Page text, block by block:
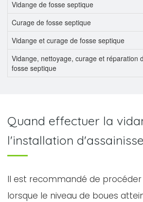
Vidange de fosse septique
Curage de fosse septique
Vidange et curage de fosse septique
Vidange, nettoyage, curage et réparation
fosse septique
Quand effectuer la
l'installation
Il est recommandé de procéder
lorsque le niveau de boues